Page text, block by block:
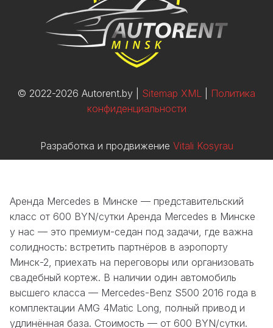
© 2022-2026 Autorent.by | Sitemap XML
Политика
конфиденциальности
Разработка и продвижение Vitali Kosyrau
Аренда Mercedes в Минске — представительский
класс от 600 BYN/сутки Аренда Mercedes в Минске
у нас — это премиум-седан под задачи, где важна
солидность: встретить партнёров в аэропорту
Минск-2, приехать на переговоры или организовать
свадебный кортеж. В наличии один автомобиль
высшего класса — Mercedes-Benz S500 2016 года в
комплектации AMG 4Matic Long, полный привод и
удлинённая база. Стоимость — от 600 BYN/сутки.